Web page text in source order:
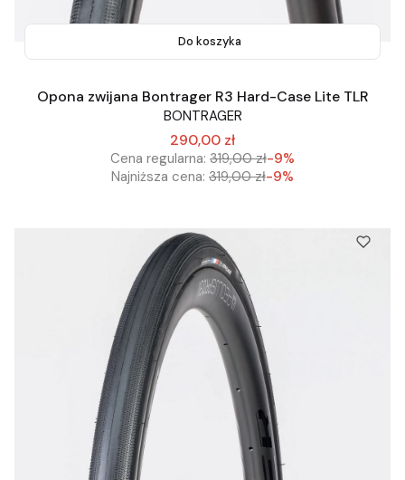
Do koszyka
Opona zwijana Bontrager R3 Hard-Case Lite TLR
BONTRAGER
290,00 zł
Cena regularna: 319,00 zł-9%
Najniższa cena: 319,00 zł-9%